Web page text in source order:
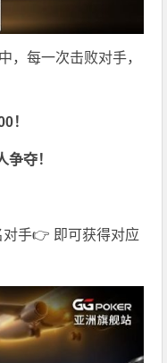
，每一次击败对手，
！
争夺！
手👉 即可获得对应